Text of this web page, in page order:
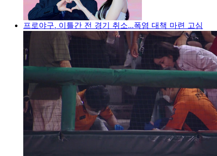
프로야구, 이틀간 전 경기 취소...폭염 대책 마련 고심